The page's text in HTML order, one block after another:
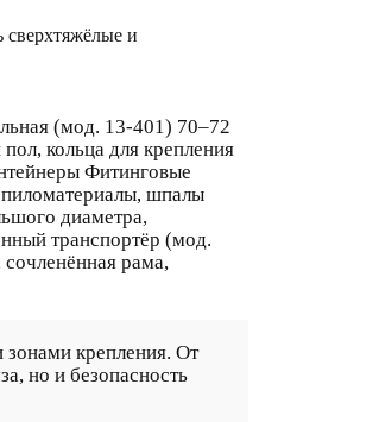
и
(мод. 13-401) 70–72
кольца для крепления
Фитинговые
шпалы
диаметра,
транспортёр (мод.
рама,
зонами крепления. От
но и безопасность